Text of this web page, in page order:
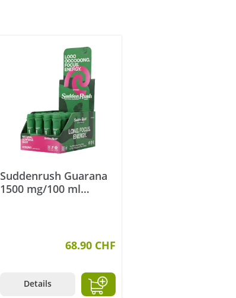
Suddenrush Guarana
1500 mg/100 ml
68.90 CHF
Details